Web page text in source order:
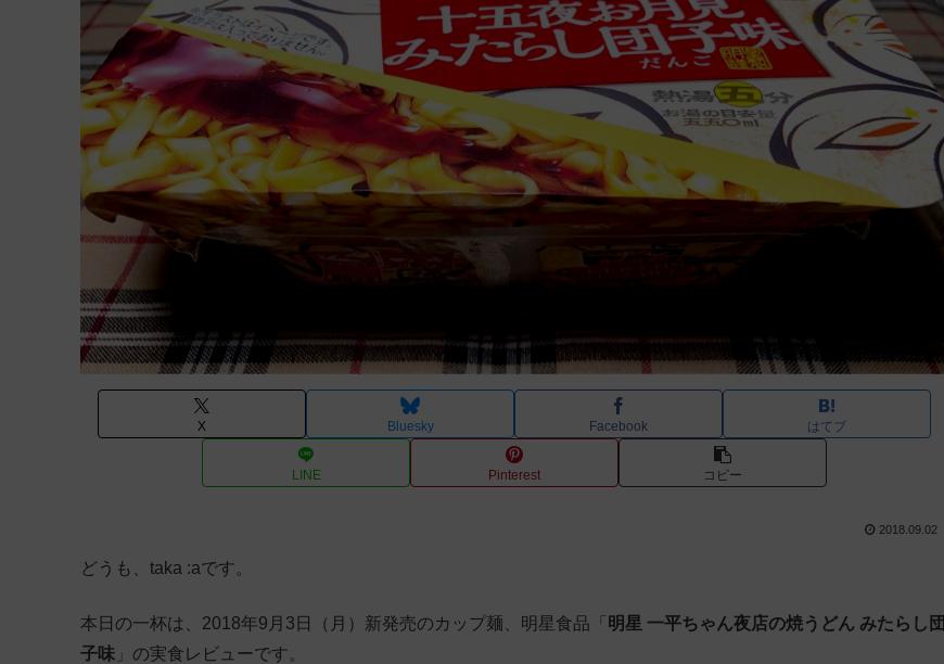
X Bluesky Facebook はてブ
LINE Pinterest コピー
2018.09.02
どうも、taka :aです。
本日の一杯は、2018年9月3日（月）新発売のカップ麺、明星食品「 明星 一平ちゃん夜店の焼うどん みたらし団
子味 」の実食レビューです。